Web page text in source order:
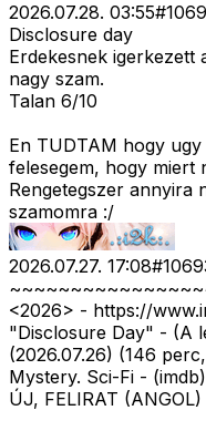
2026.07.28. 03:55#
Disclosure day
Erdekesnek igerkezett
nagy szam.
Talan 6/10
En TUDTAM hogy
felesegem, hogy miert
Rengetegszer annyira
szamomra :/
2026.07.27. 17:08#
<2026> - https://
"Disclosure Day" - (A
(2026.07.26) (146
Mystery. Sci-Fi -
ÚJ, FELIRAT